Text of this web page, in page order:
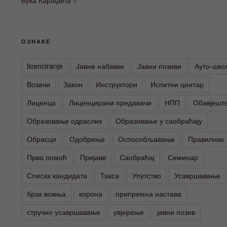
ОЗНАКЕ
licenciranje Јавне набавке Јавни позиви
Ауто-
Возачи
Закон Инструктори
Испитни центар
Лиценца
Лиценцирани предавачи НПП
Образовање одраслих
Образовање у саобраћају
Обрасци
Одобрење Оспособљавање
Правилник
Прва помоћ
Пријаве Саобраћај
Семинар
Списак кандидата
Такса Упутство
Усавршавање
брза вожња
корона
припремна настава
стручно усавршавање
увјерење јавни позив